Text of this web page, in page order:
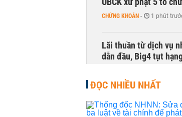
CHỨNG KHOÁN - 1 phút
Lãi thuần từ dịch vụ
dẫn đầu, Big4 tụt
ĐỌC NHIỀU NHẤT